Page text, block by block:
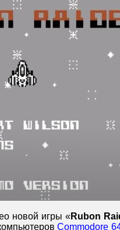
новой игры «Rubon
Commodore